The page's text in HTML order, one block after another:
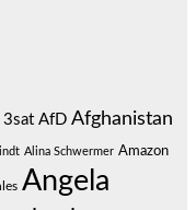
3sat AfD Afghanistan
Alina Schwermer Amazon
Angela